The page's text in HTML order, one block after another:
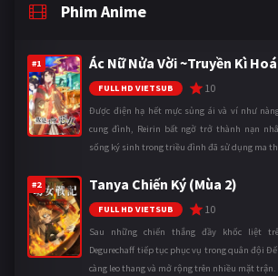
Phim Anime
#1 Ác Nữ Nửa Vời ~Truyền Kì
FULL HD VIETSUB 10
Được điện hạ hết mực sủng ái và ví như
cung đình, Reirin bất ngờ trở thành nạn
sống ký sinh trong triều đình đã sử dụng ma
#2 Tanya Chiến Ký (Mùa 2)
FULL HD VIETSUB 10
Sau những chiến thắng đầy khốc liệt
Degurechaff tiếp tục phục vụ trong quân đội
càng leo thang và mở rộng trên nhiều mặt